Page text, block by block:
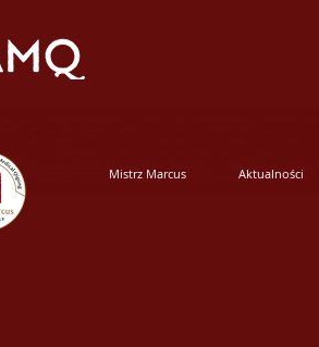
Mistrz Marcus Aktualności